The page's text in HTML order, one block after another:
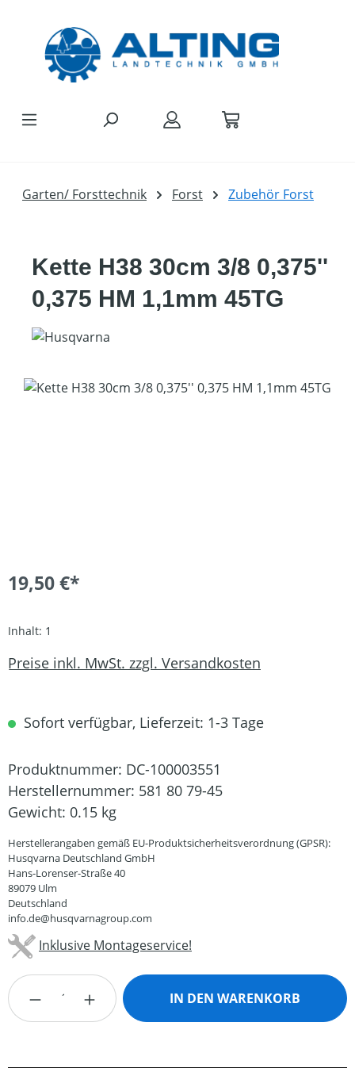
Garten/ Forsttechnik Forst Zubehör Forst
Kette H38 30cm 3/8 0,375''
0,375 HM 1,1mm 45TG
Bildergalerie überspringen
19,50 €*
Inhalt: 1
Preise inkl. MwSt. zzgl. Versandkosten
Sofort verfügbar, Lieferzeit: 1-3 Tage
Produktnummer: DC-100003551
Herstellernummer: 581 80 79-45
Gewicht: 0.15 kg
Herstellerangaben gemäß EU-Produktsicherheitsverordnung (GPSR):
Husqvarna Deutschland GmbH
Hans-Lorenser-Straße 40
89079 Ulm
Deutschland
info.de@husqvarnagroup.com
Inklusive Montageservice!
Produkt Anzahl: Gib den gewünschten
IN DEN WARENKORB